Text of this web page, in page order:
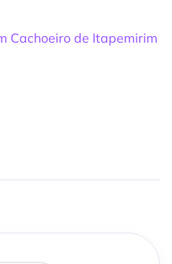
Cachoeiro de Itapemirim